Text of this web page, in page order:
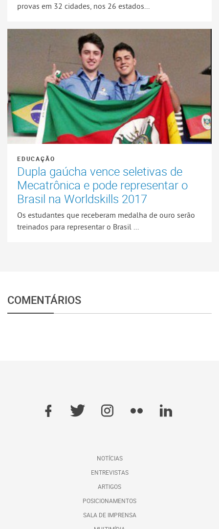
provas em 32 cidades, nos 26 estados...
EDUCAÇÃO
Dupla gaúcha vence seletivas de
Mecatrônica e pode representar o
Brasil na Worldskills 2017
Os estudantes que receberam medalha de ouro serão
treinados para representar o Brasil ...
COMENTÁRIOS
NOTÍCIAS
ENTREVISTAS
ARTIGOS
POSICIONAMENTOS
SALA DE IMPRENSA